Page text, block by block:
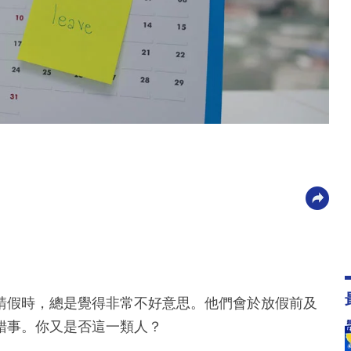
時，總是覺得非常不好意思。他們會於放假前及
。你又是否這一類人？